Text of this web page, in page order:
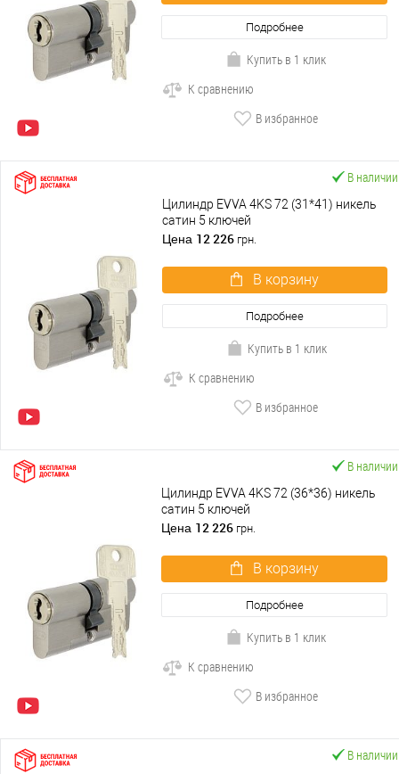
Подробнее
Купить в 1 клик
К сравнению
В избранное
В наличии
Цилиндр EVVA 4KS 72 (31*41) никель
сатин 5 ключей
Цена 12 226 грн.
В корзину
Подробнее
Купить в 1 клик
К сравнению
В избранное
В наличии
Цилиндр EVVA 4KS 72 (36*36) никель
сатин 5 ключей
Цена 12 226 грн.
В корзину
Подробнее
Купить в 1 клик
К сравнению
В избранное
В наличии